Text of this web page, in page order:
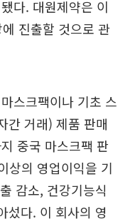
다. 대원제약은 이
진출할 것으로 관
스크팩이나 기초 스
간 거래) 제품 판매
중국 마스크팩 판
상의 영업이익을 기
감소, 건강기능식
섰다. 이 회사의 영